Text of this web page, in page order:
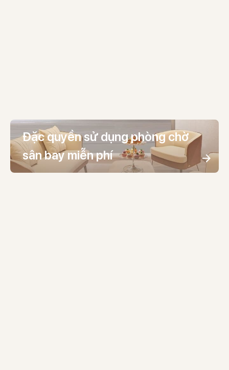
Đặc quyền sử dụng phòng chờ
sân bay miễn phí